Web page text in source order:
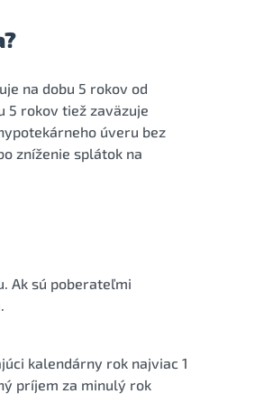
na dobu 5 rokov od
5 rokov tiež zaväzuje
úveru bez
zníženie splátok na
Ak sú poberateľmi
kalendárny rok najviac 1
príjem za minulý rok